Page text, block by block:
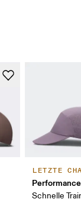
LETZTE
Schnelle